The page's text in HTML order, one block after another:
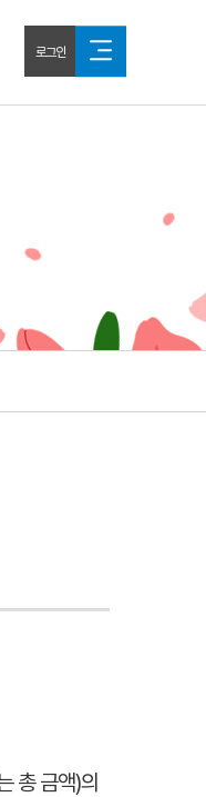
로그인
총 금액)의